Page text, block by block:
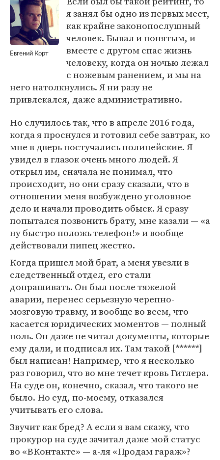
Евгений Корт
я занял бы одно из первых мест,
как крайне законопослушный
человек. Бывал и понятым, и
вместе с другом спас жизнь
человеку, когда он ночью лежал
с ножевым ранением, и мы на
него натолкнулись. Я ни разу не
привлекался, даже административно.
Но случилось так, что в апреле 2016 года,
когда я проснулся и готовил себе завтрак, ко
мне в дверь постучались полицейские. Я
увидел в глазок очень много людей. Я
открыл им, сначала не понимал, что
происходит, но они сразу сказали, что в
отношении меня возбуждено уголовное
дело и начали проводить обыск. Я сразу
попытался позвонить брату, мне казали — «а
ну быстро положь телефон!» и вообще
действовали пипец жестко.
Когда пришел мой брат, а меня увезли в
следственный отдел, его стали
допрашивать. Он был после тяжелой
аварии, перенес серьезную черепно-
мозговую травму, и вообще во всем, что
касается юридических моментов — полный
ноль. Он даже не читал документы, которые
ему дали, и подписал их. Там такой [******]
был написан! Например, что я несколько
раз говорил, что во мне течет кровь Гитлера.
На суде он, конечно, сказал, что такого не
было. Но суд, по-моему, отказался
учитывать его слова.
Звучит как бред? А если я вам скажу, что
прокурор на суде зачитал даже мой статус
во «ВКонтакте» — а-ля «Продам гараж»?